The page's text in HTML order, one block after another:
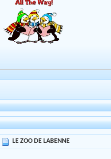
LE ZOO DE LABENNE